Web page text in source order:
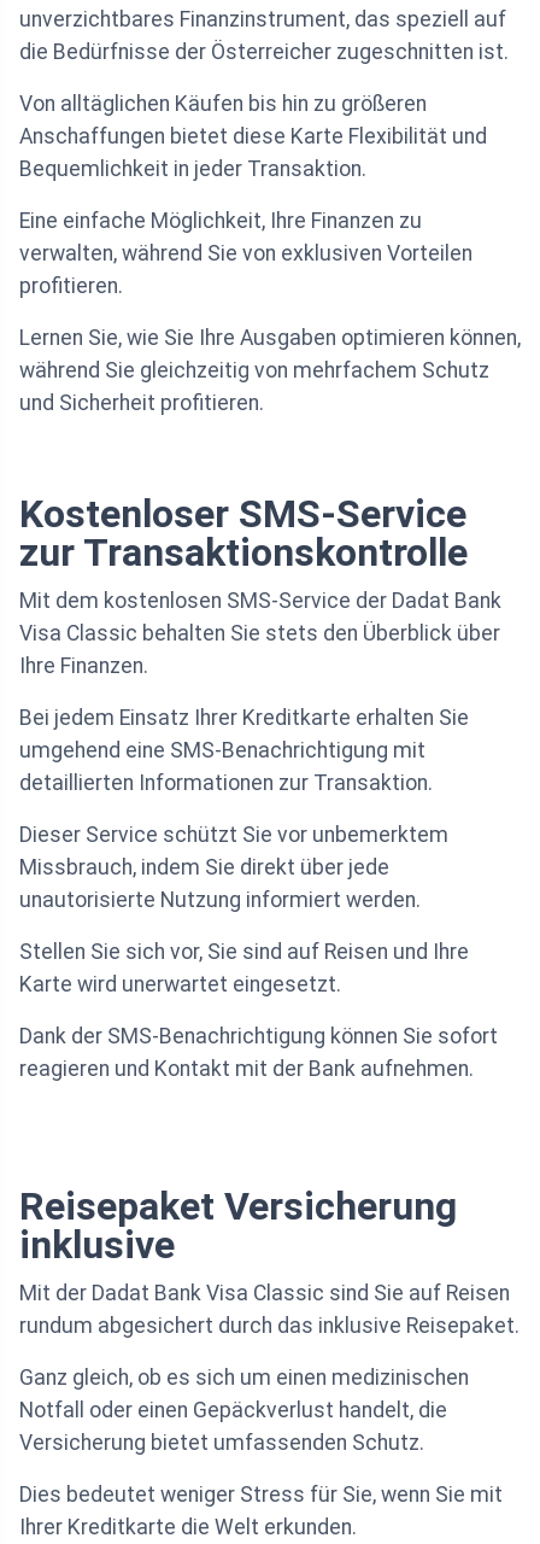
unverzichtbares Finanzinstrument, das speziell auf
die Bedürfnisse der Österreicher zugeschnitten ist.
Von alltäglichen Käufen bis hin zu größeren
Anschaffungen bietet diese Karte Flexibilität und
Bequemlichkeit in jeder Transaktion.
Eine einfache Möglichkeit, Ihre Finanzen zu
verwalten, während Sie von exklusiven Vorteilen
profitieren.
Lernen Sie, wie Sie Ihre Ausgaben optimieren können,
während Sie gleichzeitig von mehrfachem Schutz
und Sicherheit profitieren.
Kostenloser SMS-Service
zur Transaktionskontrolle
Mit dem kostenlosen SMS-Service der Dadat Bank
Visa Classic behalten Sie stets den Überblick über
Ihre Finanzen.
Bei jedem Einsatz Ihrer Kreditkarte erhalten Sie
umgehend eine SMS-Benachrichtigung mit
detaillierten Informationen zur Transaktion.
Dieser Service schützt Sie vor unbemerktem
Missbrauch, indem Sie direkt über jede
unautorisierte Nutzung informiert werden.
Stellen Sie sich vor, Sie sind auf Reisen und Ihre
Karte wird unerwartet eingesetzt.
Dank der SMS-Benachrichtigung können Sie sofort
reagieren und Kontakt mit der Bank aufnehmen.
Reisepaket Versicherung
inklusive
Mit der Dadat Bank Visa Classic sind Sie auf Reisen
rundum abgesichert durch das inklusive Reisepaket.
Ganz gleich, ob es sich um einen medizinischen
Notfall oder einen Gepäckverlust handelt, die
Versicherung bietet umfassenden Schutz.
Dies bedeutet weniger Stress für Sie, wenn Sie mit
Ihrer Kreditkarte die Welt erkunden.